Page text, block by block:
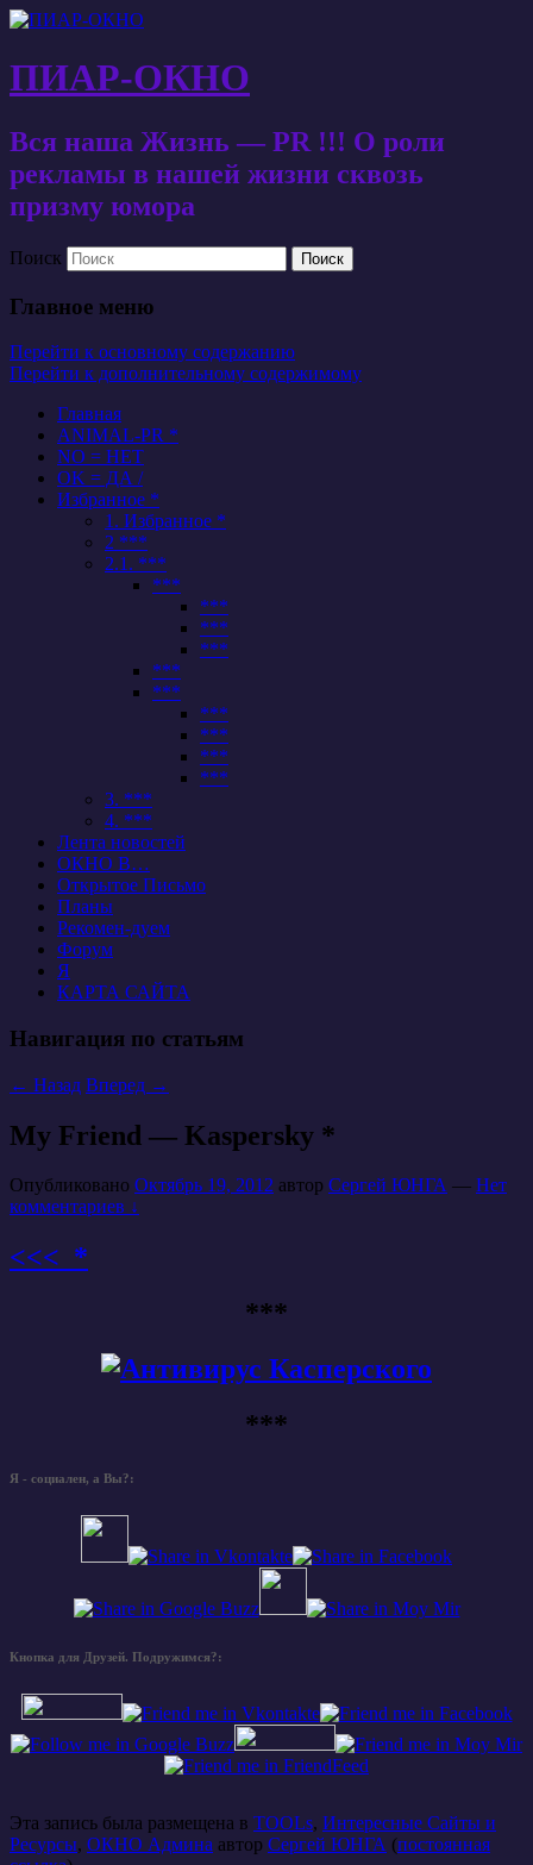
ПИАР-ОКНО
Вся наша Жизнь — PR !!! О роли
рекламы в нашей жизни сквозь
призму юмора
Поиск
Главное меню
Перейти к основному содержанию
Перейти к дополнительному содержимому
Главная
ANIMAL-PR *
NO = НЕТ
OK = ДА /
Избранное *
1. Избранное *
2 ***
2.1. ***
***
***
***
***
***
***
***
***
***
***
3. ***
4. ***
Лента новостей
ОКНО В…
Открытое Письмо
Планы
Рекомен-дуем
Форум
Я
КАРТА САЙТА
Навигация по статьям
← Назад Вперед →
My Friend — Kaspersky *
Опубликовано Октябрь 19, 2012 автор Сергей ЮНГА — Нет
комментариев ↓
<<< *
***
***
Я - социален, а Вы?:
Кнопка для Друзей. Подружимся?:
Эта запись была размещена в TOOLs, Интересные Сайты и
Ресурсы, ОКНО Админа автор Сергей ЮНГА (постоянная